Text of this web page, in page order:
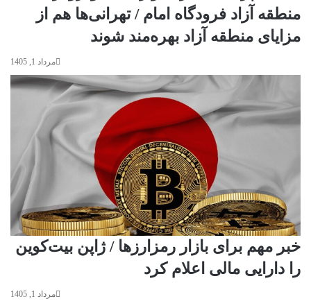
منطقه آزاد فرودگاه امام / تهرانی‌ها هم از
مزایای منطقه آزاد بهره‌مند شوند
مرداد 1, 1405
خبر مهم برای بازار رمزارزها / ژاپن بیت‌کوین
را دارایی مالی اعلام کرد
مرداد 1, 1405